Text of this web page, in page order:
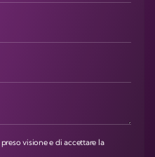
visione e di accettare la